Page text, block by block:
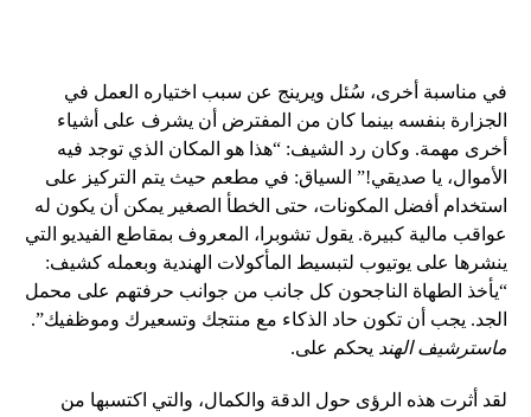
في مناسبة أخرى، سُئل ويرينج عن سبب اختياره العمل في
الجزارة بنفسه بينما كان من المفترض أن يشرف على أشياء
أخرى مهمة. وكان رد الشيف: “هذا هو المكان الذي توجد فيه
الأموال، يا صديقي!” السياق: في مطعم حيث يتم التركيز على
استخدام أفضل المكونات، حتى الخطأ الصغير يمكن أن يكون له
عواقب مالية كبيرة. يقول تشوبرا، المعروف بمقاطع الفيديو التي
ينشرها على يوتيوب لتبسيط المأكولات الهندية وبعمله كشيف:
“يأخذ الطهاة الناجحون كل جانب من جوانب حرفتهم على محمل
الجد. يجب أن تكون حاد الذكاء مع منتجك وتسعيرك وموظفيك”.
ماسترشيف الهند يحكم على.
لقد أثرت هذه الرؤى حول الدقة والكمال، والتي اكتسبها من